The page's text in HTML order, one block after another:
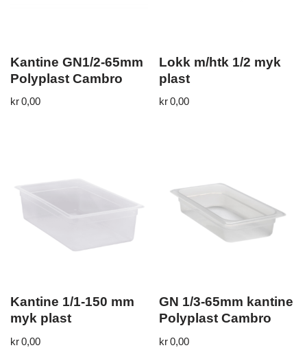
Kantine GN1/2-65mm
Polyplast Cambro
kr0,00
Lokk m/htk 1/2 myk
plast
kr0,00
Kantine 1/1-150 mm
myk plast
kr0,00
GN 1/3-65mm kantine
Polyplast Cambro
kr0,00